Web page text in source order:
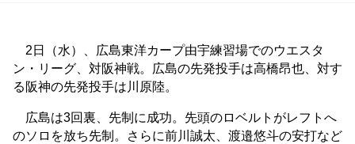
2日（水）、広島東洋カープ由宇練習場でのウエスタ
ン・リーグ、対阪神戦。広島の先発投手は高橋昂也、対す
る阪神の先発投手は川原陸。
広島は3回裏、先制に成功。先頭のロベルトがレフトへ
のソロを放ち先制。さらに前川誠太、渡邉悠斗の安打など